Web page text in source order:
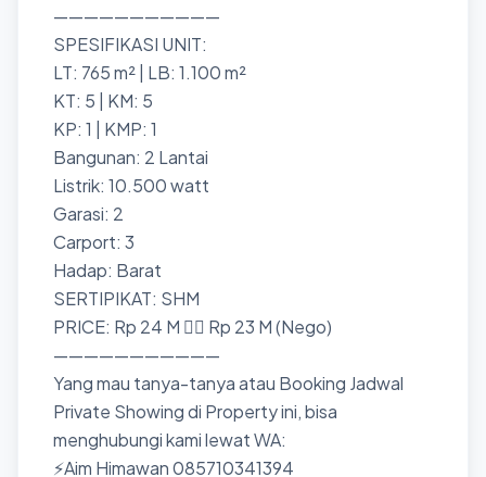
———————————
SPESIFIKASI UNIT:
LT: 765 m² | LB: 1.100 m²
KT: 5 | KM: 5
KP: 1 | KMP: 1
Bangunan: 2 Lantai
Listrik: 10.500 watt
Garasi: 2
Carport: 3
Hadap: Barat
SERTIPIKAT: SHM
PRICE: Rp 24 M 👉🏼 Rp 23 M (Nego)
———————————
Yang mau tanya-tanya atau Booking Jadwal
Private Showing di Property ini, bisa
menghubungi kami lewat WA:
⚡Aim Himawan 085710341394